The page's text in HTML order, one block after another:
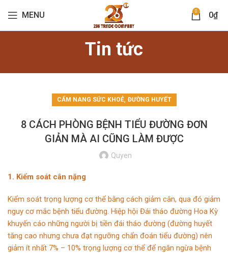
MENU 0 0₫
Tin tức
CẨM NANG SỨC KHOẺ, ĐƯỜNG HUYẾT
8 CÁCH PHÒNG BỆNH TIỂU ĐƯỜNG ĐƠN
GIẢN MÀ AI CŨNG LÀM ĐƯỢC
Quyen
1. Kiểm soát cân nặng
Kiểm soát trọng lượng cơ thể bằng cách giảm cân, qua đó giảm
nguy cơ mắc bệnh tiểu đường. Hiệp hội Đái tháo đường Hoa Kỳ
khuyến cáo những người bị tiền đái tháo đường (đường huyết
tăng cao nhưng chưa đạt ngưỡng chẩn đoán tiểu đường) nên
giảm ít nhất 7% – 10% trọng lượng cơ thể để ngăn ngừa bệnh